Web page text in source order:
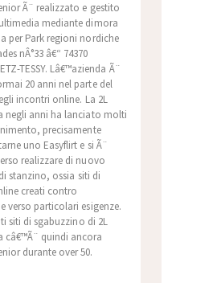
Ã¨ realizzato e gestito
mediante dimora
per Park regioni nordiche
nÂ°33 â€“ 74370
TESSY. Lâ€™azienda Ã¨
20 anni nel parte del
incontri online. La 2L
negli anni ha lanciato molti
precisamente
uno Easyflirt e si Ã¨
realizzare di nuovo
stanzino, ossia siti di
creati contro
verso particolari esigenze.
siti di sgabuzzino di 2L
câ€™Ã¨ quindi ancora
durante over 50.